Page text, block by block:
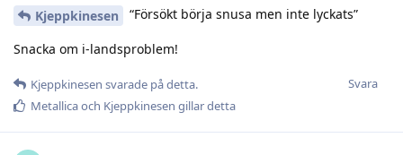
Kjeppkinesen “Försökt börja snusa men inte lyckats”
Snacka om i-landsproblem!
Svara
Kjeppkinesen svarade på detta.
Metallicaoch Kjeppkinesen gillar detta